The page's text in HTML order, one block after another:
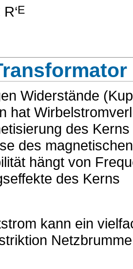
E
Widerstände
hat
des
des
hängt von
des Kerns
kann ein